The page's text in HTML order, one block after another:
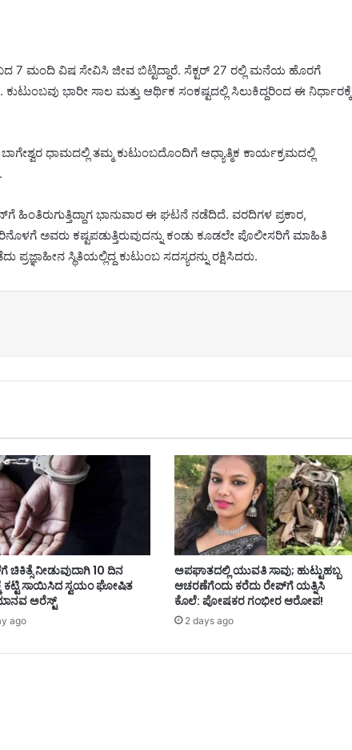
7 ಮಂದಿ ವಿಷ ಸೇವಿಸಿ ಜೀವ ಬಿಟ್ಟಿದ್ದಾರೆ. ಸೆಕ್ಟರ್ 27 ರಲ್ಲಿ ಮನೆಯ ಹೊರಗೆ
ಭಾರೀ ಸಾಲ ಮತ್ತು ಆರ್ಥಿಕ ಸಂಕಷ್ಟದಲ್ಲಿ ಸಿಲುಕಿದ್ದರಿಂದ ಈ ನಿರ್ಧಾರಕ್ಕೆ
ಧಾಮದಲ್ಲಿ ತಮ್ಮ ಕುಟುಂಬದೊಂದಿಗೆ ಆಧ್ಯಾತ್ಮಿಕ ಕಾರ್ಯಕ್ರಮದಲ್ಲಿ
ಹಿಂತಿರುಗುತ್ತಿದ್ದಾಗ ಭಾನುವಾರ ಈ ಘಟನೆ ನಡೆದಿದೆ. ವರದಿಗಳ ಪ್ರಕಾರ,
ಅವರು ಕಷ್ಟಪಡುತ್ತಿರುವುದನ್ನು ಕಂಡು ಕೂಡಲೇ ಪೊಲೀಸರಿಗೆ ಮಾಹಿತಿ
ಸ್ಥಿತಿಯಲ್ಲಿದ್ದ ಕುಟುಂಬ ಸದಸ್ಯರನ್ನು ರಕ್ಷಿಸಿದರು.
ನೀಡುವುದಾಗಿ 10 ದಿನ
ಕಟ್ಟಿ ಸಾಯಿಸಿದ ಸ್ವಯಂ ಘೋಷಿತ
ಅರೆಸ್ಟ್
ago
ಅಪಘಾತದಲ್ಲಿ ಯುವತಿ ಸಾವು; ಹುಟ್ಟುಹಬ್ಬ
ಆಚರಣೆಗೆಂದು ಕರೆದು ರೇಪ್‌ಗೆ ಯತ್ನಿಸಿ
ಕೊಲೆ: ಪೋಷಕರ ಗಂಭೀರ ಆರೋಪ!
2 days ago